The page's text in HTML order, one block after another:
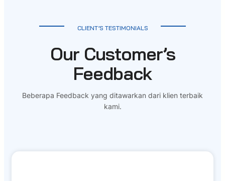
CLIENT’S TESTIMONIALS
Our Customer’s
Feedback
Beberapa Feedback yang ditawarkan dari klien terbaik
kami.